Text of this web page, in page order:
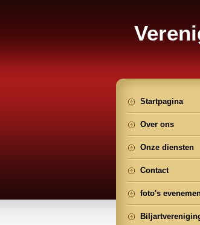
Startpagina
Over ons
Onze diensten
Contact
foto's